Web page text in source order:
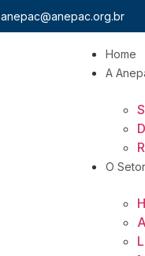
anepac@anepac.org.br
Home
A
O Setor